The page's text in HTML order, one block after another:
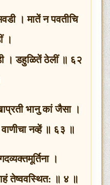
। मातें न पवतीचि
।
। डहुळितें ठेलीं ॥ ६२
भानु कां जैसा ।
नव्हें ॥ ६३ ॥
।
तेष्ववस्थित: ॥ ४ ॥